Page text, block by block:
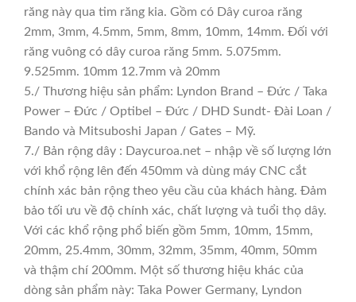
răng này qua tim răng kia. Gồm có Dây curoa răng
2mm, 3mm, 4.5mm, 5mm, 8mm, 10mm, 14mm. Đối với
răng vuông có dây curoa răng 5mm. 5.075mm.
9.525mm. 10mm 12.7mm và 20mm
5./ Thương hiệu sản phẩm: Lyndon Brand – Đức / Taka
Power – Đức / Optibel – Đức / DHD Sundt- Đài Loan /
Bando và Mitsuboshi Japan / Gates – Mỹ.
7./ Bản rộng dây : Daycuroa.net – nhập về số lượng lớn
với khổ rộng lên đến 450mm và dùng máy CNC cắt
chính xác bản rộng theo yêu cầu của khách hàng. Đảm
bảo tối ưu về độ chính xác, chất lượng và tuổi thọ dây.
Với các khổ rộng phổ biến gồm 5mm, 10mm, 15mm,
20mm, 25.4mm, 30mm, 32mm, 35mm, 40mm, 50mm
và thậm chí 200mm. Một số thương hiệu khác của
dòng sản phẩm này: Taka Power Germany, Lyndon